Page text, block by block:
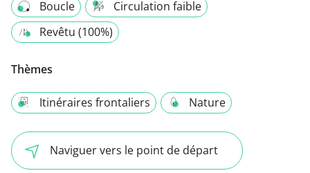
Boucle
Circulation faible
Revêtu (100%)
Thèmes
Itinéraires frontaliers Nature
Naviguer vers le point de départ